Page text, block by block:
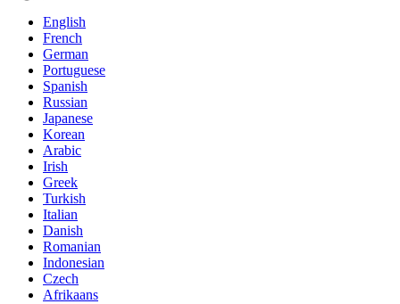
English
French
German
Portuguese
Spanish
Russian
Japanese
Korean
Arabic
Irish
Greek
Turkish
Italian
Danish
Romanian
Indonesian
Czech
Afrikaans